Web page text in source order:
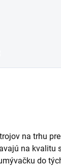
na trhu
na kvalitu
do